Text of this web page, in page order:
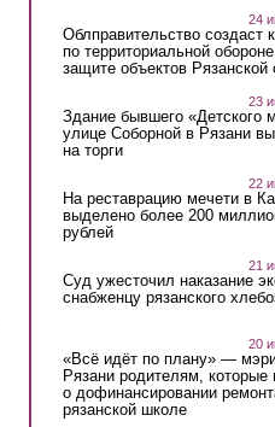
24
Облправительство создаст
по территориальной
защите объектов Рязанской
23
Здание бывшего «Детского
улице Соборной в Рязани
на торги
22
На реставрацию мечети в
выделено более 200
рублей
21
Суд ужесточил наказание
снабженцу рязанского
20
«Всё идёт по плану» —
Рязани родителям, которые
о дофинансировании
рязанской школе